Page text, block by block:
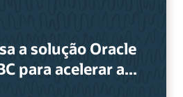
a solução Oracle
para acelerar a...